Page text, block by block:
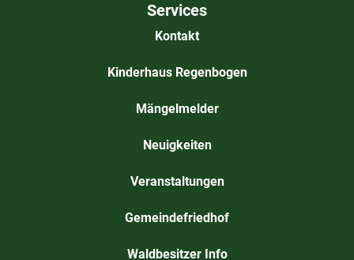
Services
Kontakt
Kinderhaus Regenbogen
Mängelmelder
Neuigkeiten
Veranstaltungen
Gemeindefriedhof
Waldbesitzer Info